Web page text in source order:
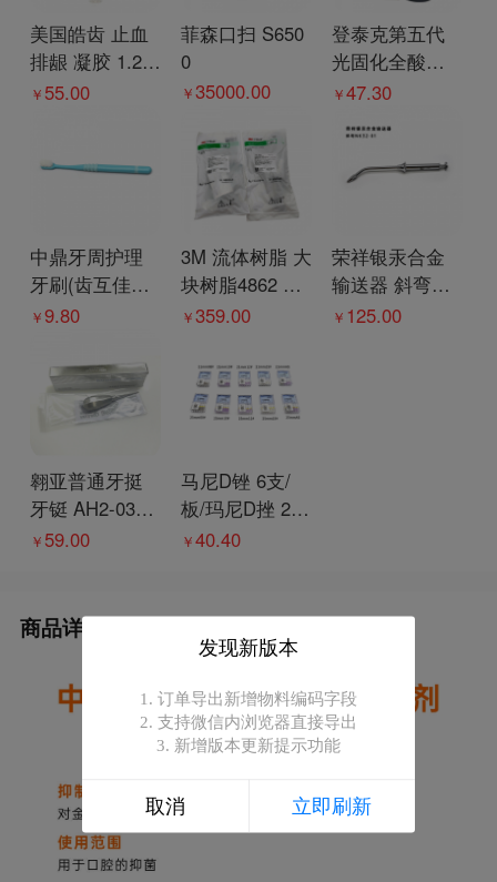
美国皓齿 止血
排龈 凝胶 1.2m
l￥ 55.00
菲森口扫 S650
0
￥35000.00
登泰克第五代
光固化全酸蚀
粘接剂/粘结剂
￥47.30
中鼎牙周护理
牙刷(齿互佳）
1支
￥9.80
3M 流体树脂 大
块树脂4862 A2
2*2g/支
￥359.00
荣祥银汞合金
输送器 斜弯NK
32-01
￥ 125.00
翱亚普通牙挺
牙铤 AH2-033
（直） 平刃 2.0
￥ 59.00
马尼D锉 6支/
板/玛尼D挫 21
mm08#
￥40.40
商品详情
发现新版本
1. 订单导出新增物料编码字段
2. 支持微信内浏览器直接导出
3. 新增版本更新提示功能
取消 立即刷新